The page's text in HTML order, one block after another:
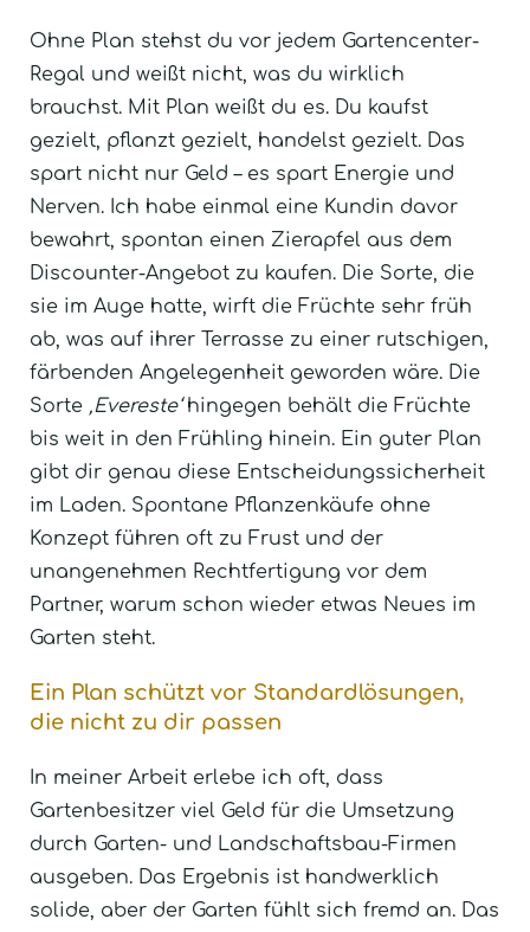
Ohne Plan stehst du vor jedem Gartencenter-
Regal und weißt nicht, was du wirklich
brauchst. Mit Plan weißt du es. Du kaufst
gezielt, pflanzt gezielt, handelst gezielt. Das
spart nicht nur Geld – es spart Energie und
Nerven. Ich habe einmal eine Kundin davor
bewahrt, spontan einen Zierapfel aus dem
Discounter-Angebot zu kaufen. Die Sorte, die
sie im Auge hatte, wirft die Früchte sehr früh
ab, was auf ihrer Terrasse zu einer rutschigen,
färbenden Angelegenheit geworden wäre. Die
Sorte ‚Evereste‘hingegen behält die Früchte
bis weit in den Frühling hinein. Ein guter Plan
gibt dir genau diese Entscheidungssicherheit
im Laden. Spontane Pflanzenkäufe ohne
Konzept führen oft zu Frust und der
unangenehmen Rechtfertigung vor dem
Partner, warum schon wieder etwas Neues im
Garten steht.
Ein Plan schützt vor Standardlösungen,
die nicht zu dir passen
In meiner Arbeit erlebe ich oft, dass
Gartenbesitzer viel Geld für die Umsetzung
durch Garten- und Landschaftsbau-Firmen
ausgeben. Das Ergebnis ist handwerklich
solide, aber der Garten fühlt sich fremd an. Das